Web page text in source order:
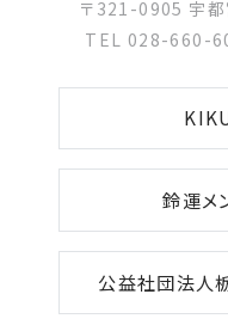
〒321-0905 宇
TEL 028-660-
鈴運メ
公益社団法人